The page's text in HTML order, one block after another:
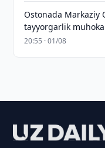
Ostonada Markaziy
tayyorgarlik
20:55 · 01/08